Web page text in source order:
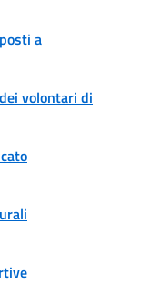
a
volontari di